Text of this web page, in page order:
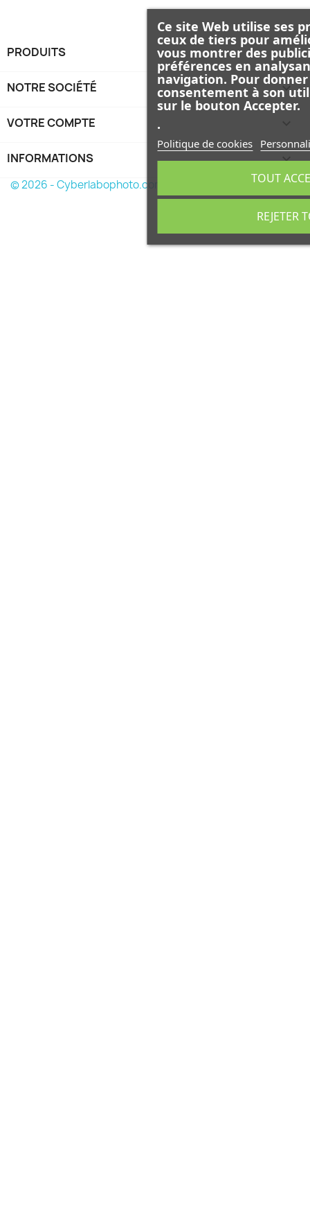
Ce site Web utilise ses
ceux de tiers pour
vous montrer des
préférences en
navigation. Pour
consentement à son
sur le bouton Accepter.
.
Politique de cookies
REJETER
TOUT
PRODUITS 
NOTRE SOCIÉTÉ 
VOTRE COMPTE
INFORMATIONS keyboard_arrow_down
© 2026 - Cyberlabophoto.com